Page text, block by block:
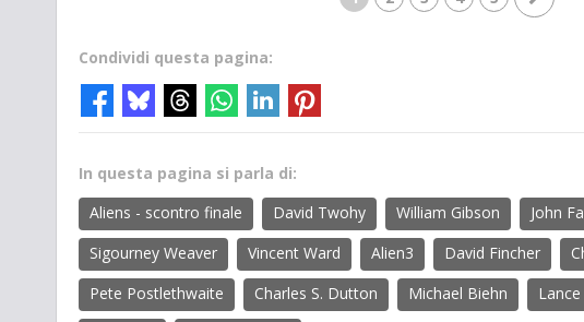
Condividi questa pagina:
In questa pagina si parla di:
Aliens - scontro finale
David Twohy William Gibson John
Sigourney Weaver
Vincent Ward Alien3 David Fincher
Pete Postlethwaite
Charles S. Dutton Michael Biehn